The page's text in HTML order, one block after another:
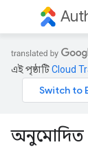
এই পৃষ্ঠাটিCloud
অনুমোদিত